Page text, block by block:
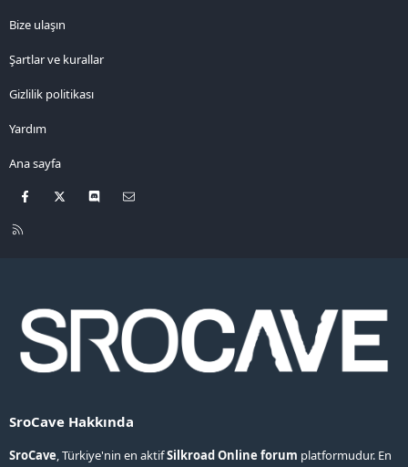
Bize ulaşın
Şartlar ve kurallar
Gizlilik politikası
Yardım
Ana sayfa
Facebook Discord
R
SroCave Hakkında
SroCave, Türkiye'nin en aktifSilkroad Online forum platformudur. En